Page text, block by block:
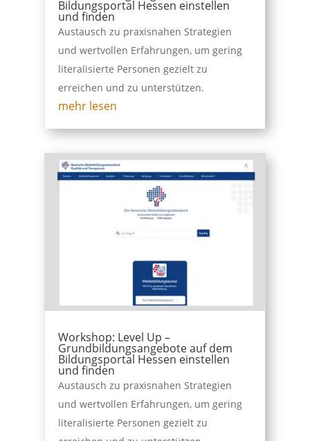
Bildungsportal Hessen einstellen
und finden
Austausch zu praxisnahen Strategien
und wertvollen Erfahrungen, um gering
literalisierte Personen gezielt zu
erreichen und zu unterstützen.
mehr lesen
Workshop: Level Up –
Grundbildungsangebote auf dem
Bildungsportal Hessen einstellen
und finden
Austausch zu praxisnahen Strategien
und wertvollen Erfahrungen, um gering
literalisierte Personen gezielt zu